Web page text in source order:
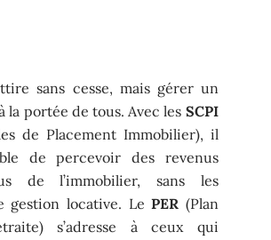
sans cesse, mais gérer un
la portée de tous. Avec les SCPI
de Placement Immobilier), il
de percevoir des revenus
de l’immobilier, sans les
gestion locative. LePER (Plan
s’adresse à ceux qui